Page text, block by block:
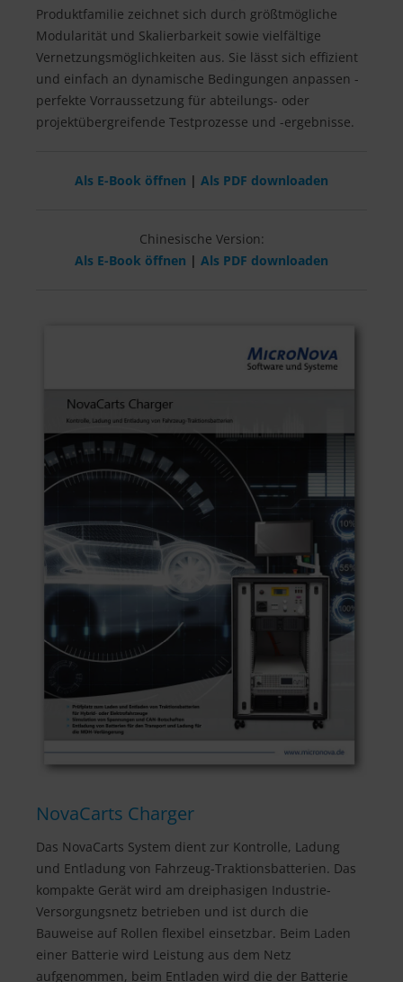
Produktfamilie zeichnet sich durch größtmögliche
Modularität und Skalierbarkeit sowie vielfältige
Vernetzungsmöglichkeiten aus. Sie lässt sich effizient
und einfach an dynamische Bedingungen anpassen -
perfekte Vorraussetzung für abteilungs- oder
projektübergreifende Testprozesse und -ergebnisse.
Als E-Book öffnen | Als PDF downloaden
Chinesische Version:
Als E-Book öffnen | Als PDF downloaden
NovaCarts Charger
Das NovaCarts System dient zur Kontrolle, Ladung
und Entladung von Fahrzeug-Traktionsbatterien. Das
kompakte Gerät wird am dreiphasigen Industrie-
Versorgungsnetz betrieben und ist durch die
Bauweise auf Rollen flexibel einsetzbar. Beim Laden
einer Batterie wird Leistung aus dem Netz
aufgenommen, beim Entladen wird die der Batterie